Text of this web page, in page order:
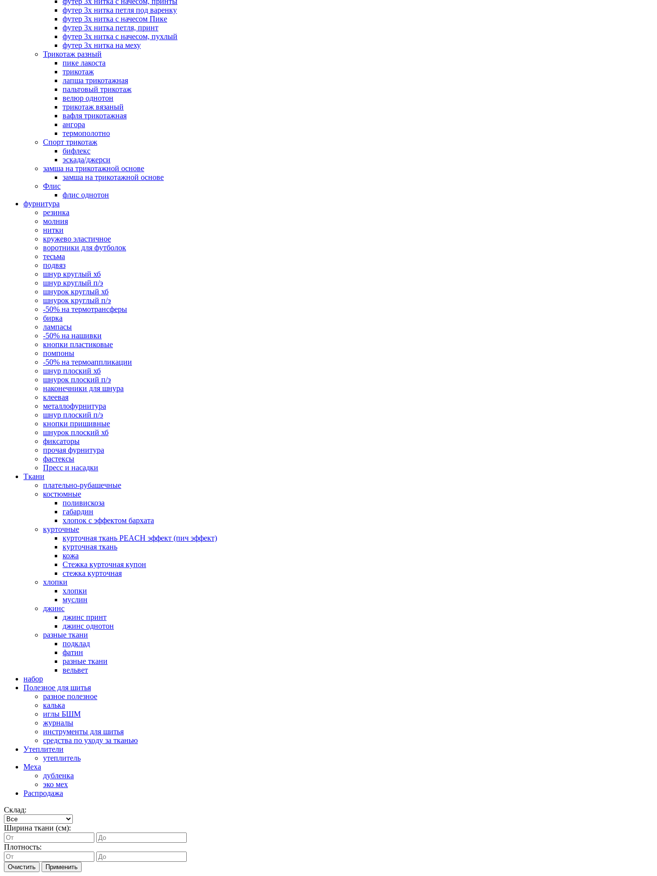
футер 3х нитка петля под варенку
футер 3х нитка с начесом Пике
футер 3х нитка петля, принт
футер 3х нитка с начесом, пухлый
футер 3х нитка на меху
Трикотаж разный
пике лакоста
трикотаж
лапша трикотажная
пальтовый трикотаж
велюр однотон
трикотаж вязаный
вафля трикотажная
ангора
термополотно
Спорт трикотаж
бифлекс
эскада/джерси
замша на трикотажной основе
замша на трикотажной основе
Флис
флис однотон
фурнитура
резинка
молния
нитки
кружево эластичное
воротники для футболок
тесьма
подвяз
шнур круглый хб
шнур круглый п/э
шнурок круглый хб
шнурок круглый п/э
-50% на термотрансферы
бирка
лампасы
-50% на нашивки
кнопки пластиковые
помпоны
-50% на термоаппликации
шнур плоский хб
шнурок плоский п/э
наконечники для шнура
клеевая
металлофурнитура
шнур плоский п/э
кнопки пришивные
шнурок плоский хб
фиксаторы
прочая фурнитура
фастексы
Пресс и насадки
Ткани
плательно-рубашечные
костюмные
поливискоза
габардин
хлопок с эффектом бархата
курточные
курточная ткань PEACH эффект (пич эффект)
курточная ткань
кожа
Стежка курточная купон
стежка курточная
хлопки
хлопки
муслин
джинс
джинс принт
джинс однотон
разные ткани
подклад
фатин
разные ткани
вельвет
набор
Полезное для шитья
разное полезное
калька
иглы БШМ
журналы
инструменты для шитья
средства по уходу за тканью
Утеплители
утеплитель
Меха
дубленка
эко мех
Распродажа
Склад:
Ширина ткани (см):
Плотность:
Очистить Применить